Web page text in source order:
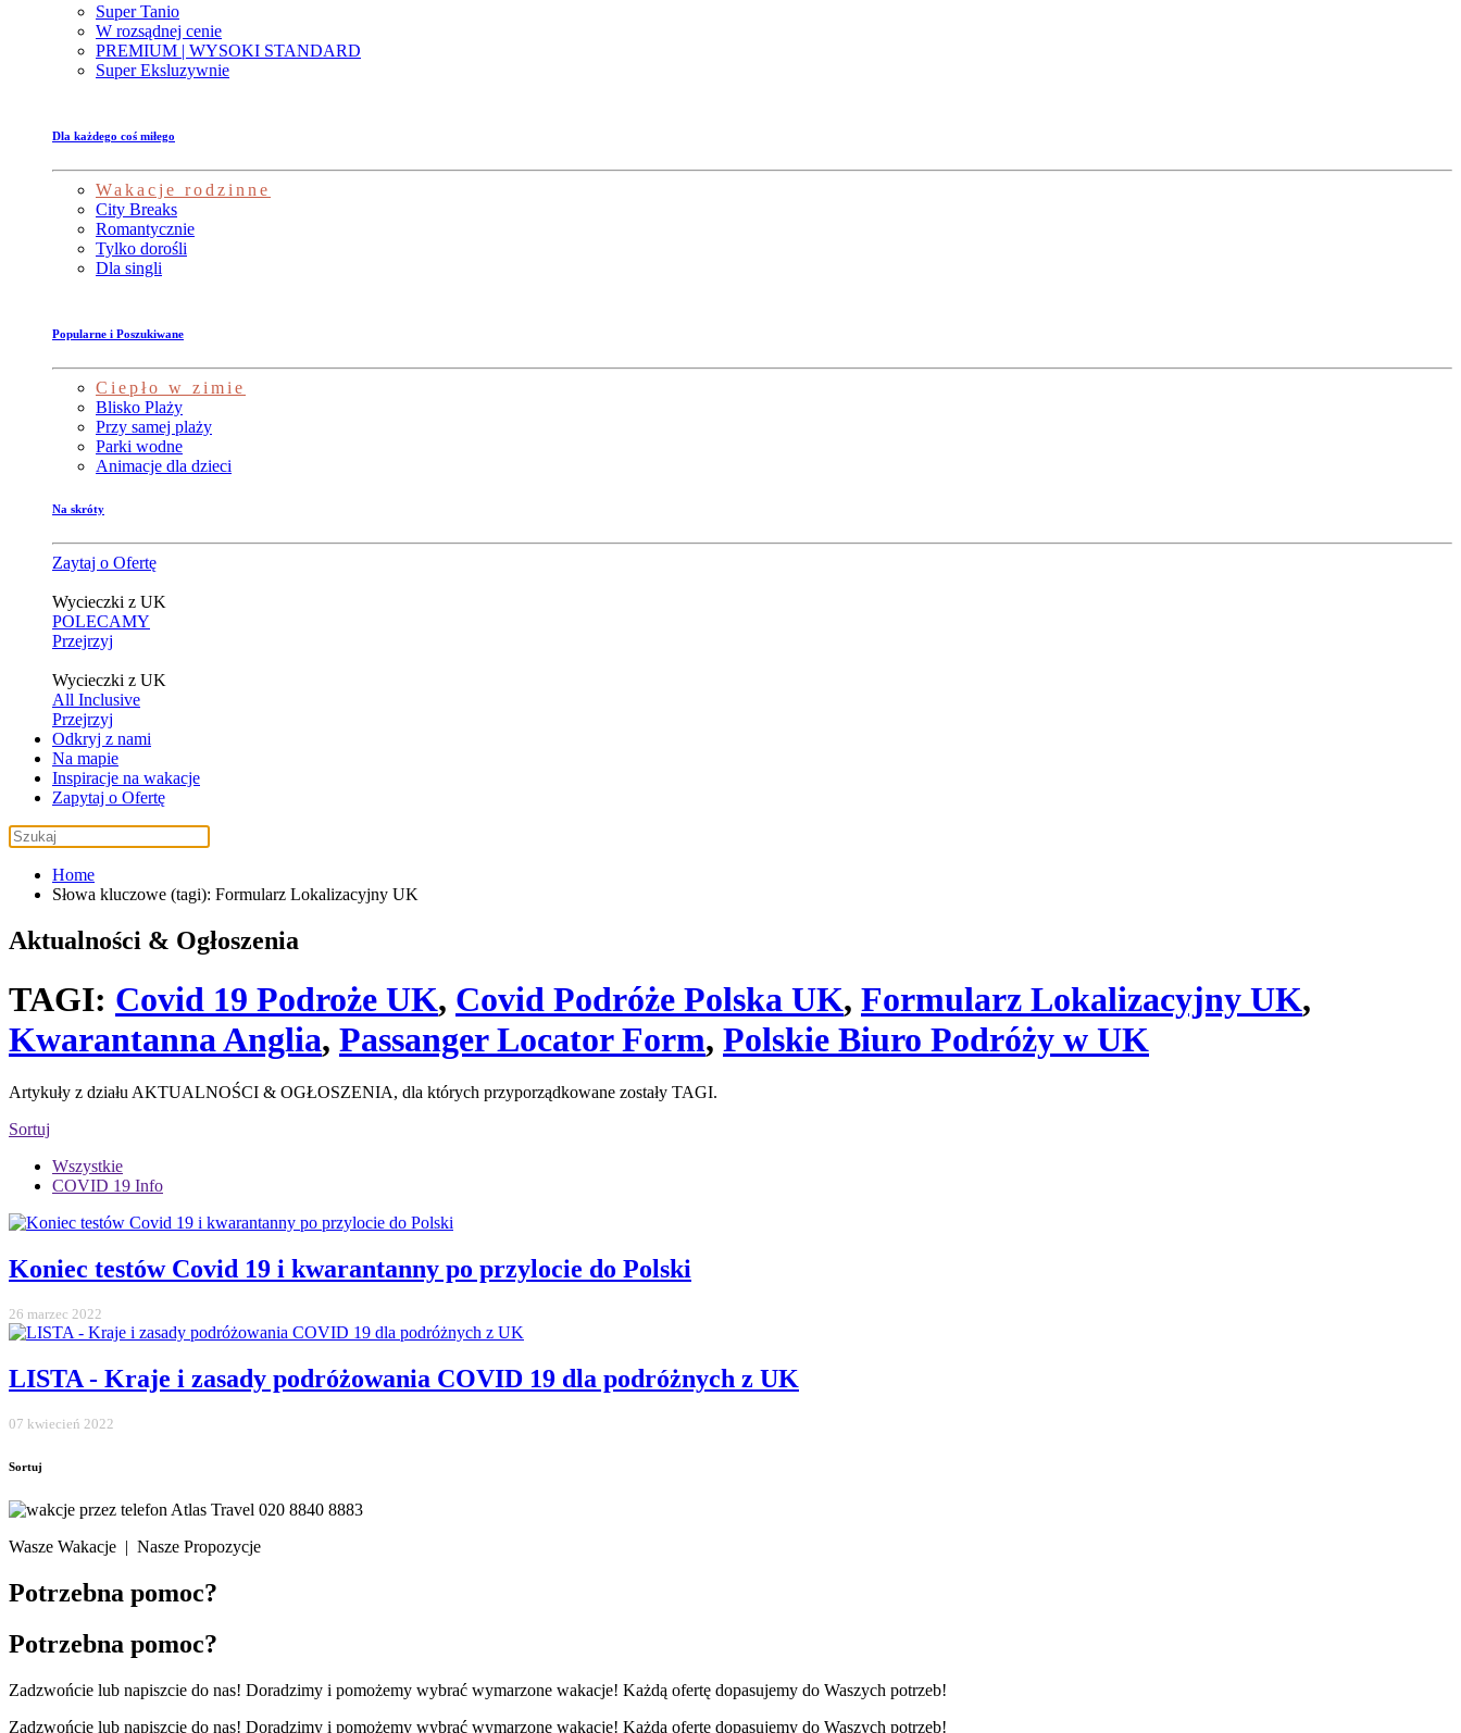
Super Tanio
W rozsądnej cenie
PREMIUM | WYSOKI STANDARD
Super Eksluzywnie
Dla każdego coś miłego
Wakacje rodzinne
City Breaks
Romantycznie
Tylko dorośli
Dla singli
Popularne i Poszukiwane
Ciepło w zimie
Blisko Plaży
Przy samej plaży
Parki wodne
Animacje dla dzieci
Na skróty
Zaytaj o Ofertę
Wycieczki z UK
POLECAMY
Przejrzyj
Wycieczki z UK
All Inclusive
Przejrzyj
Odkryj z nami
Na mapie
Inspiracje na wakacje
Zapytaj o Ofertę
Home
Słowa kluczowe (tagi): Formularz Lokalizacyjny UK
Aktualności & Ogłoszenia
TAGI: Covid 19 Podroże UK, Covid Podróże Polska UK, Formularz Lokalizacyjny UK,
Kwarantanna Anglia, Passanger Locator Form, Polskie Biuro Podróży w UK
Artykuły z działu AKTUALNOŚCI & OGŁOSZENIA, dla których przyporządkowane zostały TAGI.
Sortuj
Wszystkie
COVID 19 Info
Koniec testów Covid 19 i kwarantanny po przylocie do Polski
26 marzec 2022
LISTA - Kraje i zasady podróżowania COVID 19 dla podróżnych z UK
07 kwiecień 2022
Sortuj
020 8840 8883
Wasze Wakacje | Nasze Propozycje
Potrzebna pomoc?
Potrzebna pomoc?
Zadzwońcie lub napiszcie do nas! Doradzimy i pomożemy wybrać wymarzone wakacje! Każdą ofertę dopasujemy do Waszych potrzeb!
Zadzwońcie lub napiszcie do nas! Doradzimy i pomożemy wybrać wymarzone wakacje! Każdą ofertę dopasujemy do Waszych potrzeb!